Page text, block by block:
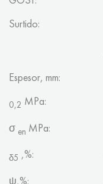
Surtido:
Espesor, mm:
0,2 MPa:
σ en MPa:
δ5 ,%:
ψ,%: